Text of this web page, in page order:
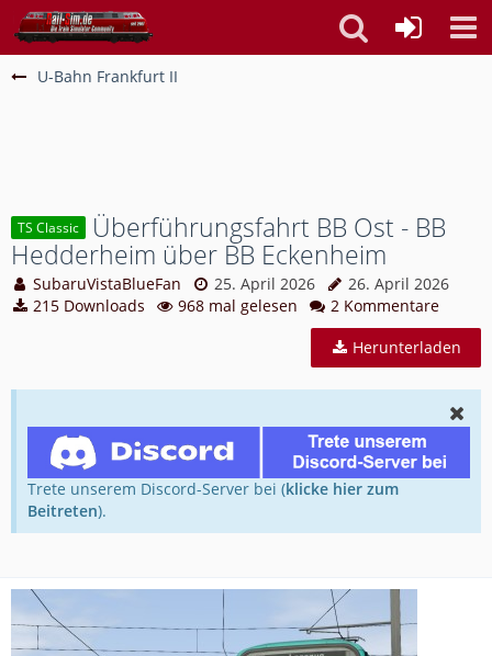
U-Bahn Frankfurt II
TS Classic Überführungsfahrt BB Ost - BB
Hedderheim über BB Eckenheim
SubaruVistaBlueFan 25. April 2026
26. April 2026
215 Downloads
968 mal gelesen
2 Kommentare
Herunterladen
Trete unserem Discord-Server bei (klicke hier zum
Beitreten).